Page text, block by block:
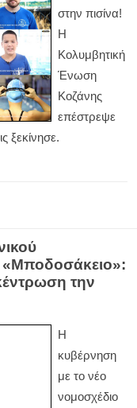
στην πισίνα!
Η
Κολυμβητική
Ένωση
Κοζάνης
επέστρεψε
ξεκίνησε.
«Μποδοσάκειο»:
την
Η
κυβέρνηση
με το νέο
νομοσχέδιο